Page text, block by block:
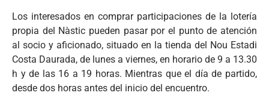
Los interesados en comprar participaciones de la lotería
propia del Nàstic pueden pasar por el punto de atención
al socio y aficionado, situado en la tienda del Nou Estadi
Costa Daurada, de lunes a viernes, en horario de 9 a 13.30
h y de las 16 a 19 horas. Mientras que el día de partido,
desde dos horas antes del inicio del encuentro.